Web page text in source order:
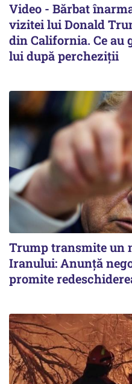
Video - Bărbat
vizitei lui Donald
din California. Ce au
lui după percheziții
Trump transmite un
Iranului: Anunță
promite